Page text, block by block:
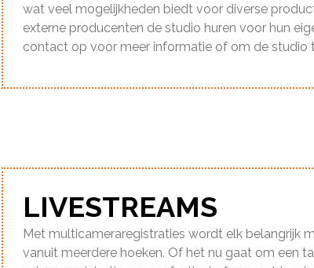
wat veel mogelijkheden biedt voor diverse
externe producenten de studio huren voor hun
contact op voor meer informatie of om de studio
LIVESTREAMS
Met multicameraregistraties wordt elk belangrijk
vanuit meerdere hoeken. Of het nu gaat om een